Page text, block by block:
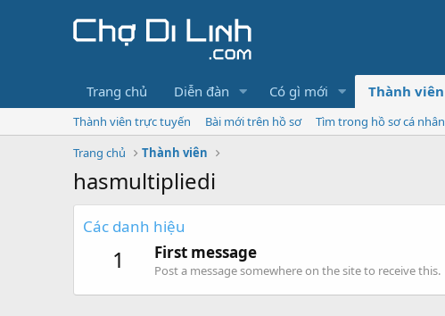
Trang chủ Diễn đàn Có gì mới Thành viên
Thành viên trực tuyến Bài mới trên hồ sơ
Tìm trong hồ sơ cá nhân
Trang chủ
Thành viên
hasmultipliedi
Các danh hiệu
1 First message
Post a message somewhere on the site to receive this.